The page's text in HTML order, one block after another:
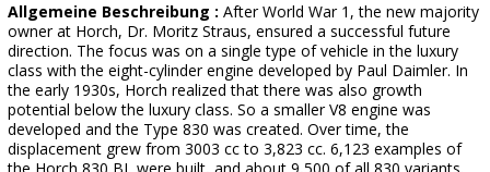
Allgemeine Beschreibung : After World War 1, the new majority
owner at Horch, Dr. Moritz Straus, ensured a successful future
direction. The focus was on a single type of vehicle in the luxury
class with the eight-cylinder engine developed by Paul Daimler. In
the early 1930s, Horch realized that there was also growth
potential below the luxury class. So a smaller V8 engine was
developed and the Type 830 was created. Over time, the
displacement grew from 3003 cc to 3,823 cc. 6,123 examples of